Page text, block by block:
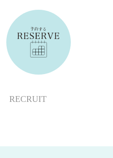
RECRUIT